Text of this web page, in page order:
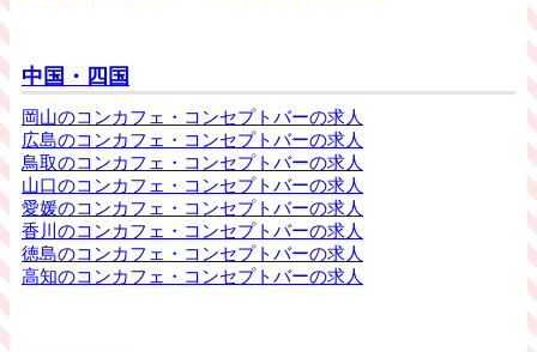
中国・四国
岡山のコンカフェ・コンセプトバーの求人
広島のコンカフェ・コンセプトバーの求人
鳥取のコンカフェ・コンセプトバーの求人
山口のコンカフェ・コンセプトバーの求人
愛媛のコンカフェ・コンセプトバーの求人
香川のコンカフェ・コンセプトバーの求人
徳島のコンカフェ・コンセプトバーの求人
高知のコンカフェ・コンセプトバーの求人